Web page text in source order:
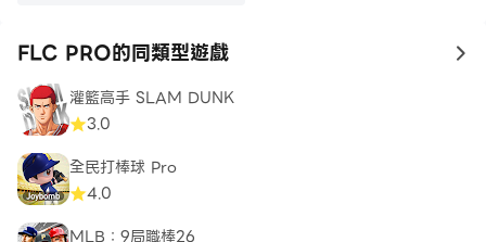
FLC PRO的同類型遊戲 to
灌籃高手 SLAM DUNK
3.0
全民打棒球 Pro
4.0
MLB：9局職棒26